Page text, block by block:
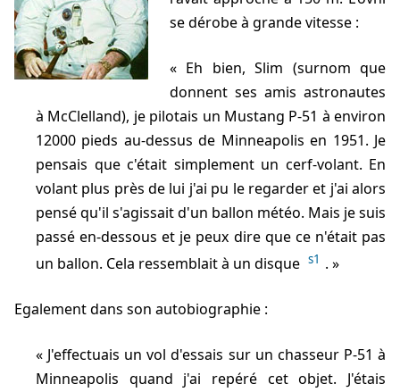
se dérobe à grande vitesse :
Eh bien, Slim (surnom que
donnent ses amis astronautes
à McClelland), je pilotais un Mustang P-51 à environ
12000 pieds au-dessus de Minneapolis en 1951. Je
pensais que c'était simplement un cerf-volant. En
volant plus près de lui j'ai pu le regarder et j'ai alors
pensé qu'il s'agissait d'un ballon météo. Mais je suis
passé en-dessous et je peux dire que ce n'était pas
un ballon. Cela ressemblait à un disque s1 .
Egalement dans son autobiographie :
J'effectuais un vol d'essais sur un chasseur P-51 à
Minneapolis quand j'ai repéré cet objet. J'étais